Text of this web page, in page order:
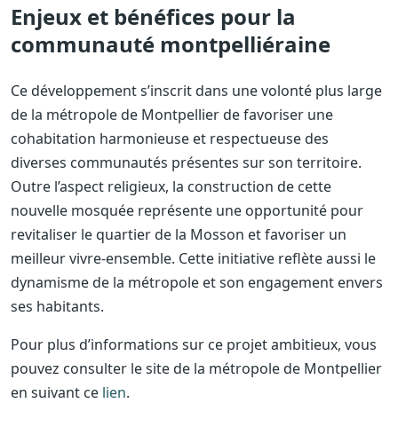
Enjeux et bénéfices pour la
communauté montpelliéraine
Ce développement s’inscrit dans une volonté plus large
de la métropole de Montpellier de favoriser une
cohabitation harmonieuse et respectueuse des
diverses communautés présentes sur son territoire.
Outre l’aspect religieux, la construction de cette
nouvelle mosquée représente une opportunité pour
revitaliser le quartier de la Mosson et favoriser un
meilleur vivre-ensemble. Cette initiative reflète aussi le
dynamisme de la métropole et son engagement envers
ses habitants.
Pour plus d’informations sur ce projet ambitieux, vous
pouvez consulter le site de la métropole de Montpellier
en suivant ce lien.